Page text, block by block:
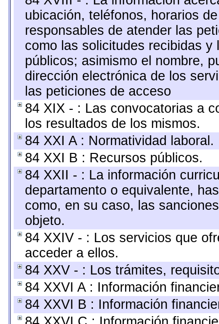
ubicación, teléfonos, horarios
responsables de atender las
como las solicitudes recibidas
públicos; asimismo el nombre,
dirección electrónica de los
las peticiones de acceso
84 XIX - : Las convocatorias a
los resultados de los mismos.
84 XXI A : Normatividad laboral.
84 XXI B : Recursos públicos.
84 XXII - : La información
departamento o equivalente,
como, en su caso, las
objeto.
84 XXIV - : Los servicios que
acceder a ellos.
84 XXV - : Los trámites,
84 XXVI A : Información
84 XXVI B : Información